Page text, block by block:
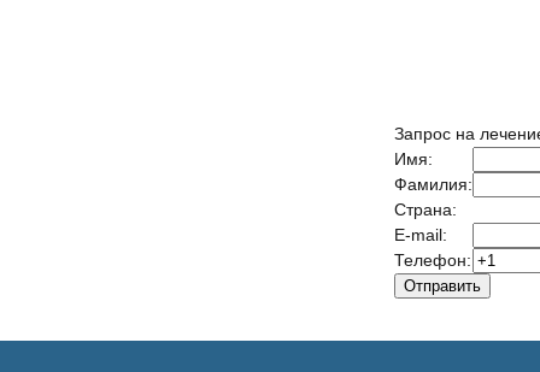
Запрос на
Имя:
Фамилия:
Страна:
E-mail:
Телефон: